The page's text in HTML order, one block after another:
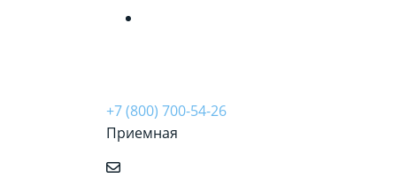
+7 (800) 700-54-26
Приемная